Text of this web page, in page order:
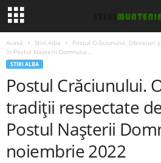
Acasă Stiri Alba
Postul Crăciunului. Obiceiuri
în Postul Nașterii Domnului...
STIRI ALBA
Postul Crăciunului.
tradiții respectate
Postul Nașterii
noiembrie 2022